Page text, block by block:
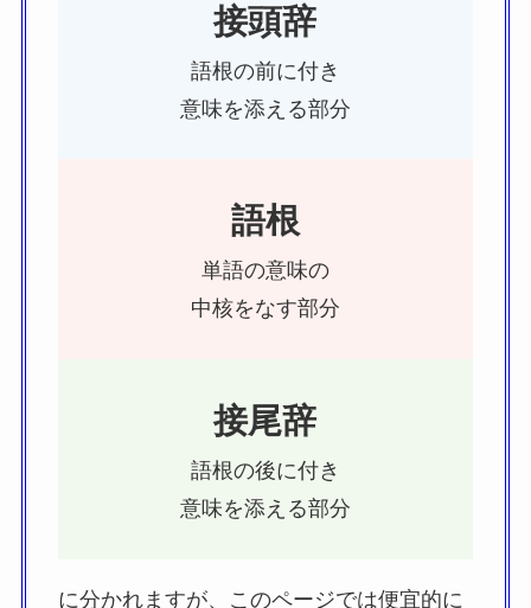
接頭辞
語根の前に付き
意味を添える部分
語根
単語の意味の
中核をなす部分
接尾辞
語根の後に付き
意味を添える部分
に分かれますが、このページでは便宜的に